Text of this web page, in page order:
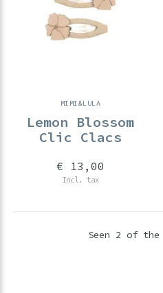
MIMI&LULA
Lemon Blossom
Clic Clacs
€ 13,00
Incl. tax
Seen 2 of